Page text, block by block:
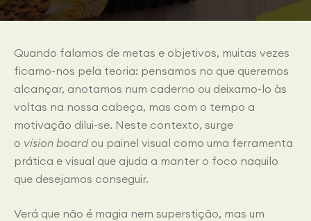
Quando falamos de metas e objetivos, muitas vezes
ficamo-nos pela teoria: pensamos no que queremos
alcançar, anotamos num caderno ou deixamo-lo às
voltas na nossa cabeça, mas com o tempo a
motivação dilui-se. Neste contexto, surge
o vision boardou painel visual como uma ferramenta
prática e visual que ajuda a manter o foco naquilo
que desejamos conseguir.
Verá que não é magia nem superstição, mas um